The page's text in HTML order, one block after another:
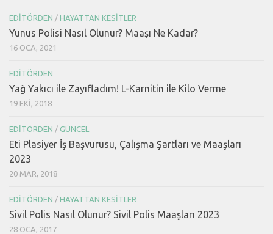
EDITÖRDEN / HAYATTAN KESITLER
Yunus Polisi Nasıl Olunur? Maaşı Ne Kadar?
16 OCA, 2021
EDITÖRDEN
Yağ Yakıcı ile Zayıfladım! L-Karnitin ile Kilo Verme
19 EKI, 2018
EDITÖRDEN / GÜNCEL
Eti Plasiyer İş Başvurusu, Çalışma Şartları ve Maaşları
2023
20 MAR, 2018
EDITÖRDEN / HAYATTAN KESITLER
Sivil Polis Nasıl Olunur? Sivil Polis Maaşları 2023
28 OCA, 2017